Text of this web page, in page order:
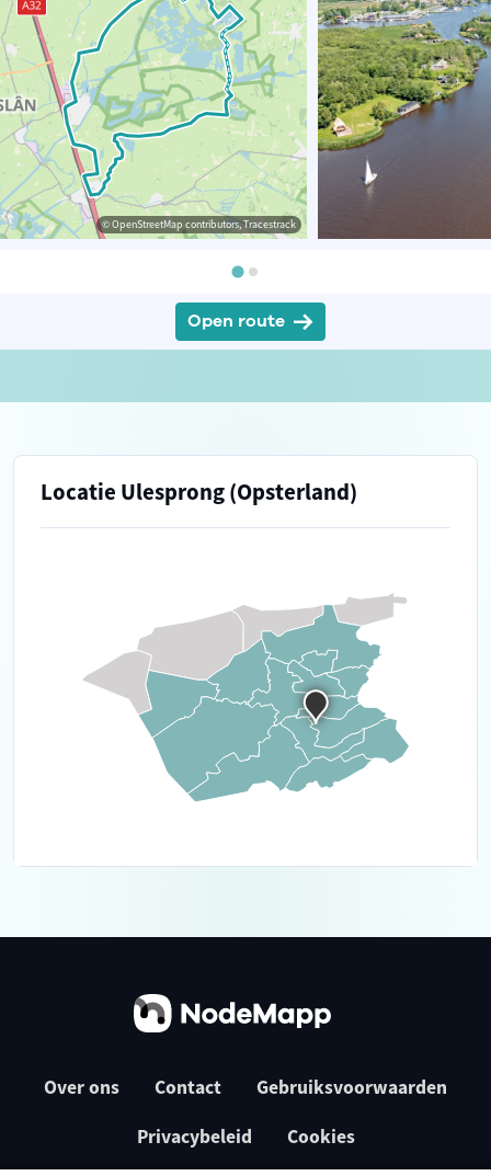
© OpenStreetMap contributors, Tracestrack
Open route
Locatie Ulesprong (Opsterland)
Over ons Contact Gebruiksvoorwaarden
Privacybeleid Cookies